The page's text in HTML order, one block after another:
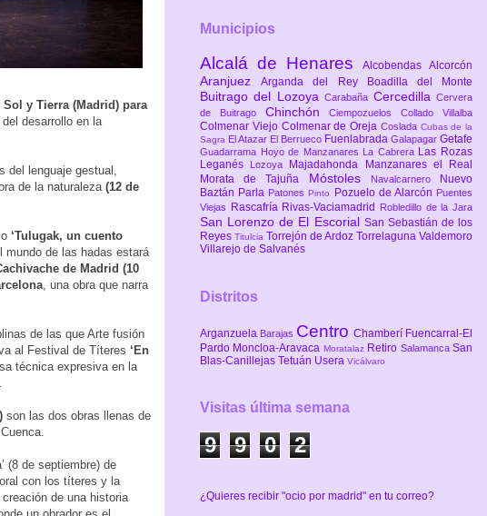
Sol y Tierra (Madrid) para
desarrollo en la
lenguaje gestual,
de la naturaleza (12 de
‘Tulugak, un cuento
mundo de las hadas estará
de Madrid (10
, una obra que narra
de las que Arte fusión
al Festival de Títeres ‘En
técnica expresiva en la
son las dos obras llenas de
(8 de septiembre) de
con los títeres y la
de una historia
Municipios
Alcalá de Henares Alcobendas Alcorcón
AranjuezArganda del Rey Boadilla del Monte
Buitrago del LozoyaCarabaña CercedillaCervera
de Buitrago ChinchónCiempozuelosCollado Villalba
Colmenar Viejo Colmenar de Oreja Coslada Cubas de la
Sagra El Atazar El Berrueco Fuenlabrada Galapagar Getafe
Guadarrama Hoyo de Manzanares La Cabrera Las Rozas
Leganés
Lozoya Majadahonda
Manzanares el Real
Morata de Tajuña Móstoles Navalcarnero
Nuevo
Baztán Parla PatonesPinto Pozuelo de Alarcón Puentes
Viejas
Rascafría Rivas-Vaciamadrid Robledillo de la Jara
San Lorenzo de El Escorial San Sebastián de los
Reyes Titulcia Torrejón de Ardoz Torrelaguna Valdemoro
Villarejo de Salvanés
Distritos
Arganzuela Barajas Centro Chamberí Fuencarral-El
Pardo Moncloa-Aravaca Moratalaz Retiro SalamancaSan
Blas-Canillejas Tetuán Usera Vicálvaro
Visitas última semana
9 9 0 2
¿Quieres recibir "ocio por madrid" en tu correo?